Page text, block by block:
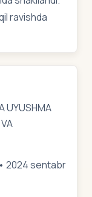
ravishda
UYUSHMA
2024 sentabr